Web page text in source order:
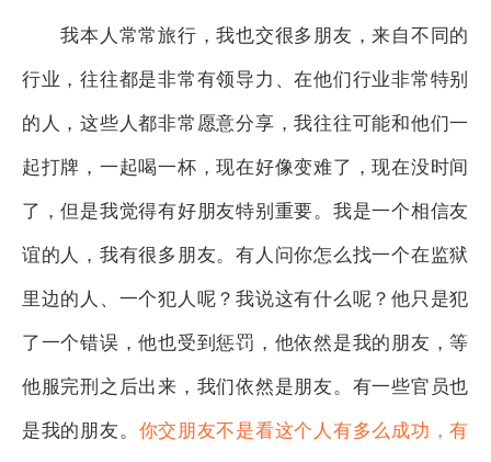
我本人常常旅行，我也交很多朋友，来自不同的
行业，往往都是非常有领导力、在他们行业非常特别
的人，这些人都非常愿意分享，我往往可能和他们一
起打牌，一起喝一杯，现在好像变难了，现在没时间
了，但是我觉得有好朋友特别重要。我是一个相信友
谊的人，我有很多朋友。有人问你怎么找一个在监狱
里边的人、一个犯人呢？我说这有什么呢？他只是犯
了一个错误，他也受到惩罚，他依然是我的朋友，等
他服完刑之后出来，我们依然是朋友。有一些官员也
是我的朋友。 你交朋友不是看这个人有多么成功，有